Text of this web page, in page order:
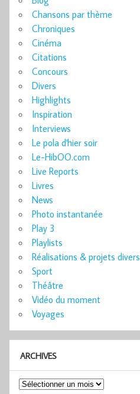
Chansons par thème
Chroniques
Cinéma
Citations
Concours
Divers
Highlights
Inspiration
Interviews
Le pola d'hier soir
Le-HibOO.com
Live Reports
Livres
News
Photo instantanée
Play 3
Playlists
Réalisations & projets divers
Sport
Théâtre
Vidéo du moment
Voyages
ARCHIVES
Archives